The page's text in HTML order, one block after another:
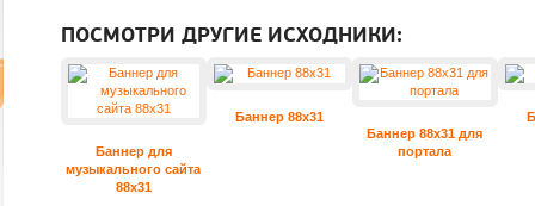
ПОСМОТРИ ДРУГИЕ ИСХОДНИКИ:
Баннер для
музыкального сайта
88x31
Баннер 88x31
Баннер 88x31 для
портала